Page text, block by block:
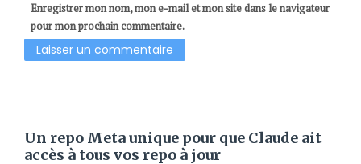
Enregistrer mon nom, mon e-mail et mon site dans le navigateur
pour mon prochain commentaire.
Un repo Meta unique pour que Claude ait
accès à tous vos repo à jour